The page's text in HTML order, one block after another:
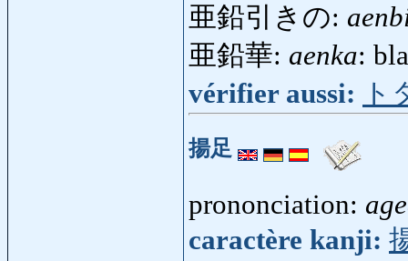
亜鉛引きの:
亜鉛華: aenka:
vérifier aussi:
ト
揚足
prononciation:
caractère kanji: